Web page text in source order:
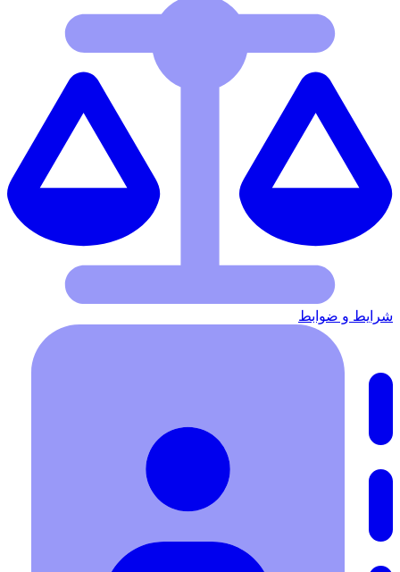
شرایط‌ و ضوابط